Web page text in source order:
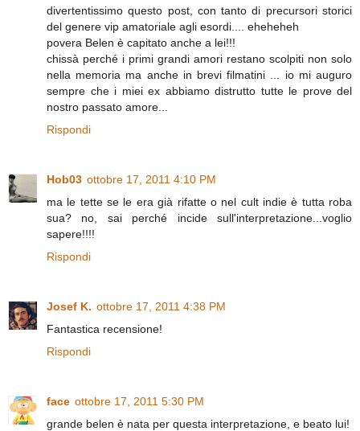
divertentissimo questo post, con tanto di precursori storici
del genere vip amatoriale agli esordi.... eheheheh
povera Belen è capitato anche a lei!!!
chissà perché i primi grandi amori restano scolpiti non solo
nella memoria ma anche in brevi filmatini ... io mi auguro
sempre che i miei ex abbiamo distrutto tutte le prove del
nostro passato amore...
Rispondi
Hob03 ottobre 17, 2011 4:10 PM
ma le tette se le era già rifatte o nel cult indie è tutta roba
sua? no, sai perché incide sull'interpretazione...voglio
sapere!!!!
Rispondi
Josef K. ottobre 17, 2011 4:38 PM
Fantastica recensione!
Rispondi
face ottobre 17, 2011 5:30 PM
grande belen è nata per questa interpretazione, e beato lui!